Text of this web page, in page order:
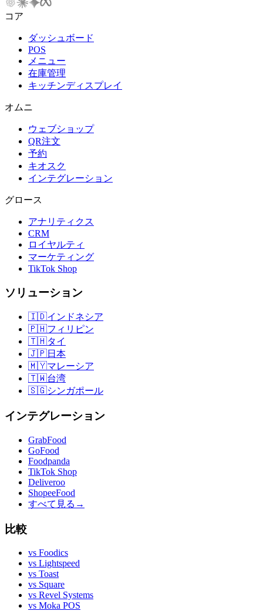
コア
ダッシュボード
POS
メニュー
在庫管理
キッチンディスプレイ
オムニ
ウェブショップ
QR注文
予約
キオスク
インテグレーション
グロース
アナリティクス
CRM
ロイヤルティ
マーケティング
TikTok Shop
ソリューション
🇮🇩インドネシア
🇵🇭フィリピン
🇹🇭タイ
🇯🇵日本
🇲🇾マレーシア
🇹🇼台湾
🇸🇬シンガポール
インテグレーション
GrabFood
GoFood
Foodpanda
TikTok Shop
Deliveroo
ShopeeFood
すべて見る →
比較
vs Foodics
vs Lightspeed
vs Toast
vs Square
vs Revel Systems
vs Moka POS